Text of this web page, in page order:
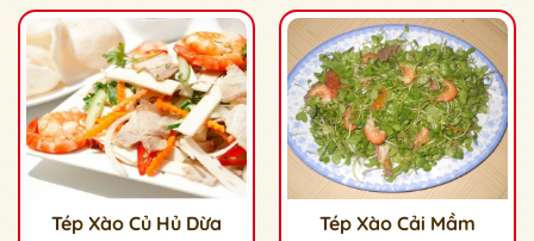
Tép Xào Củ Hủ Dừa
Tép Xào Cải Mầm